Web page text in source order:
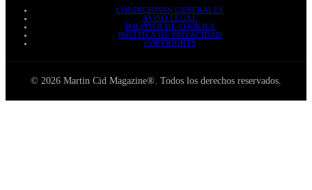
CONDICIONES GENERALES
AVISO LEGAL
POLÍTICA DE COOKIES
POLÍTICA DE PRIVACIDAD
COPYRIGHTS
© 2026 Martin Cid Magazine®. Todos los derechos reservados.